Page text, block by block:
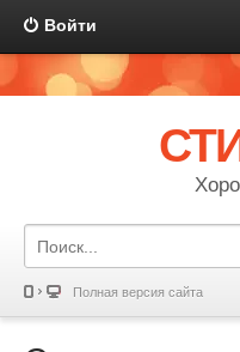
Войти
Полная версия сайта